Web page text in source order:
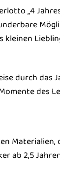
„4
kleinen
durch das
des
ab 2,5